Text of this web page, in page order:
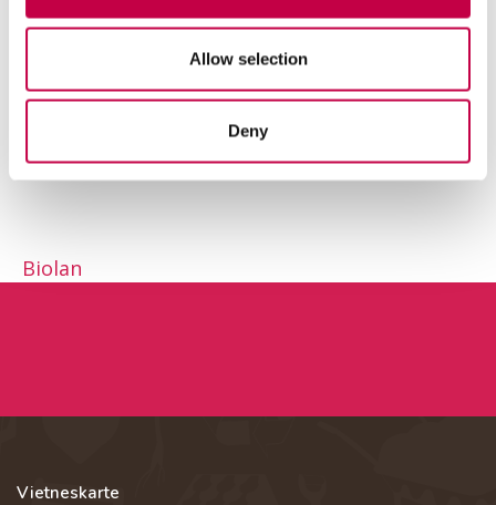
Allow selection
Deny
Kontakti
Biolan
Vietneskarte